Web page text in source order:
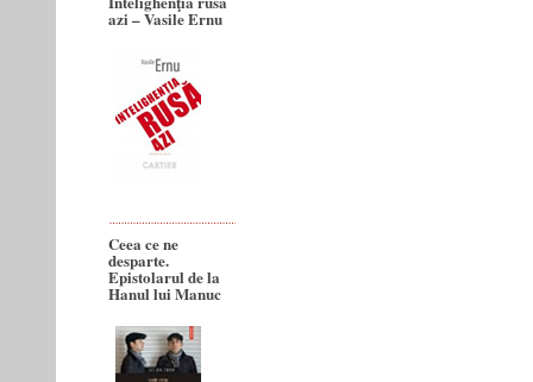
azi – Vasile Ernu
Ceea ce ne
desparte.
Epistolarul de la
Hanul lui Manuc